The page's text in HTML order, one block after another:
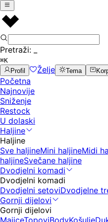
Pretraži:
⌘K
Profil
Želje Tema
Početna
Najnovije
Sniženje
Restock
U dolaski
Haljine
Haljine
Sve haljineMini haljineMidi
haljineSvečane haljine
Dvodjelni komadi
Dvodjelni komadi
Dvodjelni setoviDvodjelne
Gornji dijelovi
Gornji dijelovi
MajiceTopoviBodyKošulje